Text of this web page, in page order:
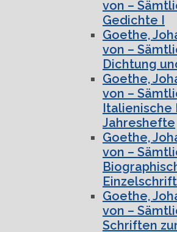
von –
Gedichte I
Goethe,
von –
Dichtung
Goethe,
von –
Italienische
Jahreshefte
Goethe,
von –
Goethe,
von –
Schriften